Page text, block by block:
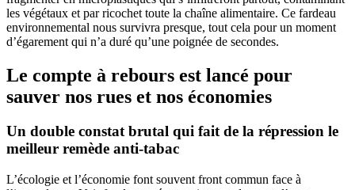
les végétaux et par ricochet toute la chaîne alimentaire. Ce fardeau
environnemental nous survivra presque, tout cela pour un moment
d’égarement qui n’a duré qu’une poignée de secondes.
Le compte à rebours est lancé pour
sauver nos rues et nos économies
Un double constat brutal qui fait de la répression le
meilleur remède anti-tabac
L’écologie et l’économie font souvent front commun face à